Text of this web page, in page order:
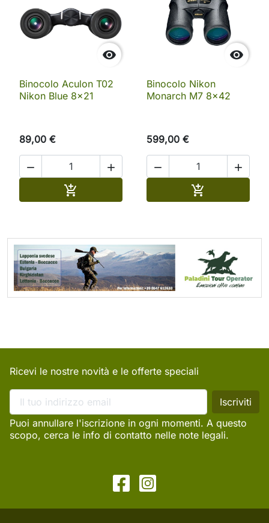

Binocolo Aculon T02
Nikon Blue 8x21
89,00 €
 


Binocolo Nikon
Monarch M7 8x42
599,00 €
 

Ricevi le nostre novità e le offerte speciali
Puoi annullare l'iscrizione in ogni momenti. A questo
scopo, cerca le info di contatto nelle note legali.